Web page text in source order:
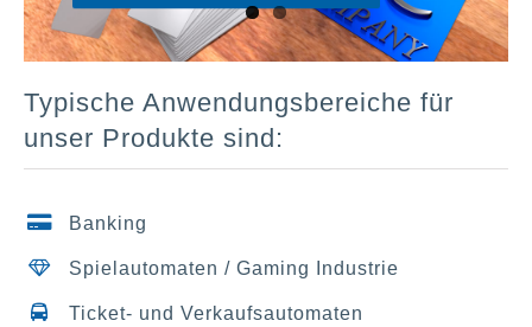
Typische Anwendungsbereiche für
unser Produkte sind:
Banking
Spielautomaten / Gaming Industrie
Ticket- und Verkaufsautomaten